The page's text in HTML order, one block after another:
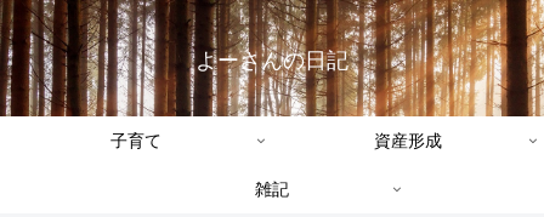
よーさんの日記
子育て 資産形成
雑記